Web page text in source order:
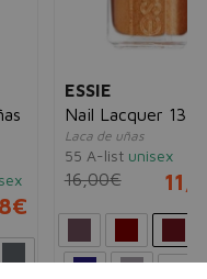
Lacquer 13,5ml
unisex
11,95€